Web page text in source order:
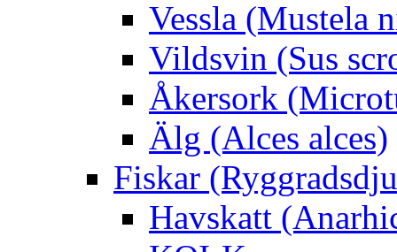
Vessla (Mustela
Vildsvin (Sus
Åkersork
Älg (Alces alces)
Fiskar
Havskatt